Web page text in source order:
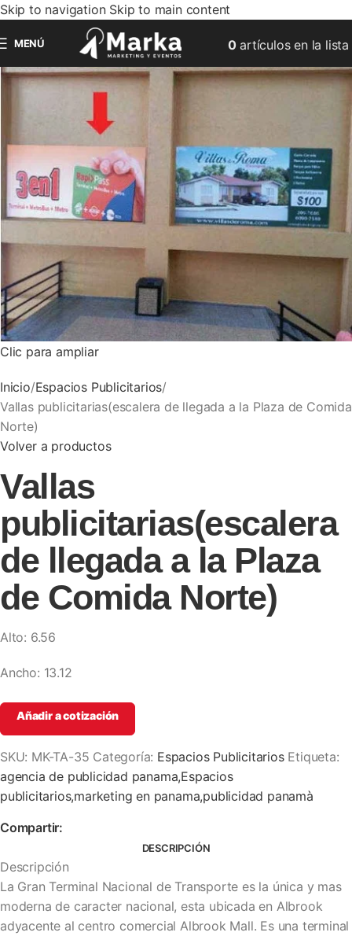
Skip to navigation Skip to main content
MENÚ 0artículosen la lista
Clic para ampliar
Inicio Espacios Publicitarios
Vallas publicitarias(escalera de llegada a la Plaza de Comida
Norte)
Volver a productos
Vallas
publicitarias(escalera
de llegada a la Plaza
de Comida Norte)
Alto: 6.56
Ancho: 13.12
Añadir a cotización
SKU: MK-TA-35 Categoría: Espacios Publicitarios Etiqueta:
agencia de publicidad panama,Espacios
publicitarios,marketing en panama,publicidad panamà
Compartir:
DESCRIPCIÓN
Descripción
La Gran Terminal Nacional de Transporte es la única y mas
moderna de caracter nacional, esta ubicada en Albrook
adyacente al centro comercial Albrook Mall. Es una terminal